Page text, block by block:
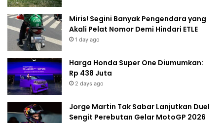
Miris! Segini Banyak Pengendara yang
Akali Pelat Nomor Demi Hindari ETLE
1 day ago
Harga Honda Super One Diumumkan:
Rp 438 Juta
2 days ago
Jorge Martin Tak Sabar Lanjutkan Duel
Sengit Perebutan Gelar MotoGP 2026